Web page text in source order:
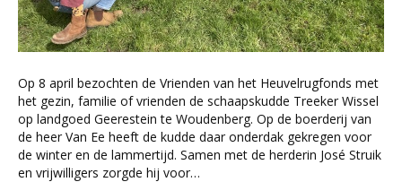
Op 8 april bezochten de Vrienden van het Heuvelrugfonds met
het gezin, familie of vrienden de schaapskudde Treeker Wissel
op landgoed Geerestein te Woudenberg. Op de boerderij van
de heer Van Ee heeft de kudde daar onderdak gekregen voor
de winter en de lammertijd. Samen met de herderin José Struik
en vrijwilligers zorgde hij voor…